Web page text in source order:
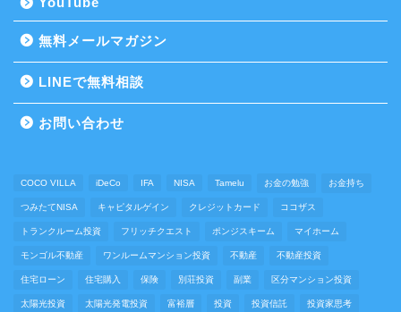
無料メールマガジン
LINEで無料相談
お問い合わせ
COCO VILLA iDeCo IFA NISA Tamelu お金の勉強 お金持ち
つみたてNISA キャピタルゲイン クレジットカード ココザス
トランクルーム投資 フリッチクエスト ポンジスキーム マイホーム
モンゴル不動産 ワンルームマンション投資 不動産 不動産投資
住宅ローン 住宅購入 保険 別荘投資 副業 区分マンション投資
太陽光投資 太陽光発電投資 富裕層 投資 投資信託 投資家思考